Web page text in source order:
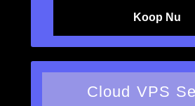
Koop Nu
Cloud VPS